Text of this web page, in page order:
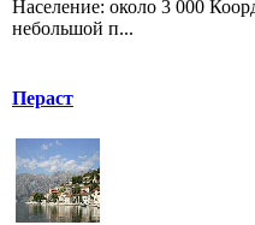
Население: около 3 000
небольшой п...
Пераст